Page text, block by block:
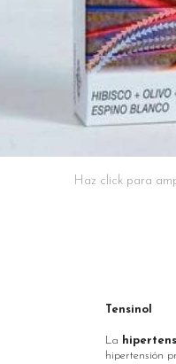
Haz click para
Tensinol
La
hipertensión